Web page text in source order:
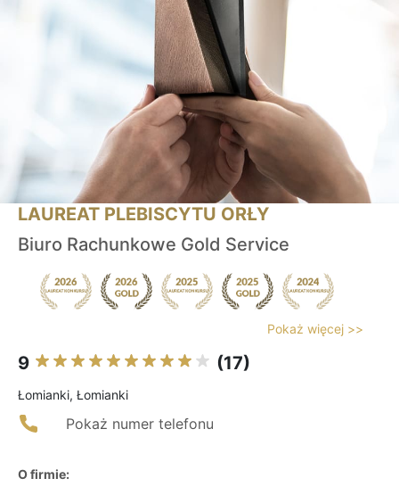
LAUREAT PLEBISCYTU ORŁY
Biuro Rachunkowe Gold Service
Pokaż więcej >>
9 (17)
Łomianki, Łomianki
Pokaż numer telefonu
O firmie: